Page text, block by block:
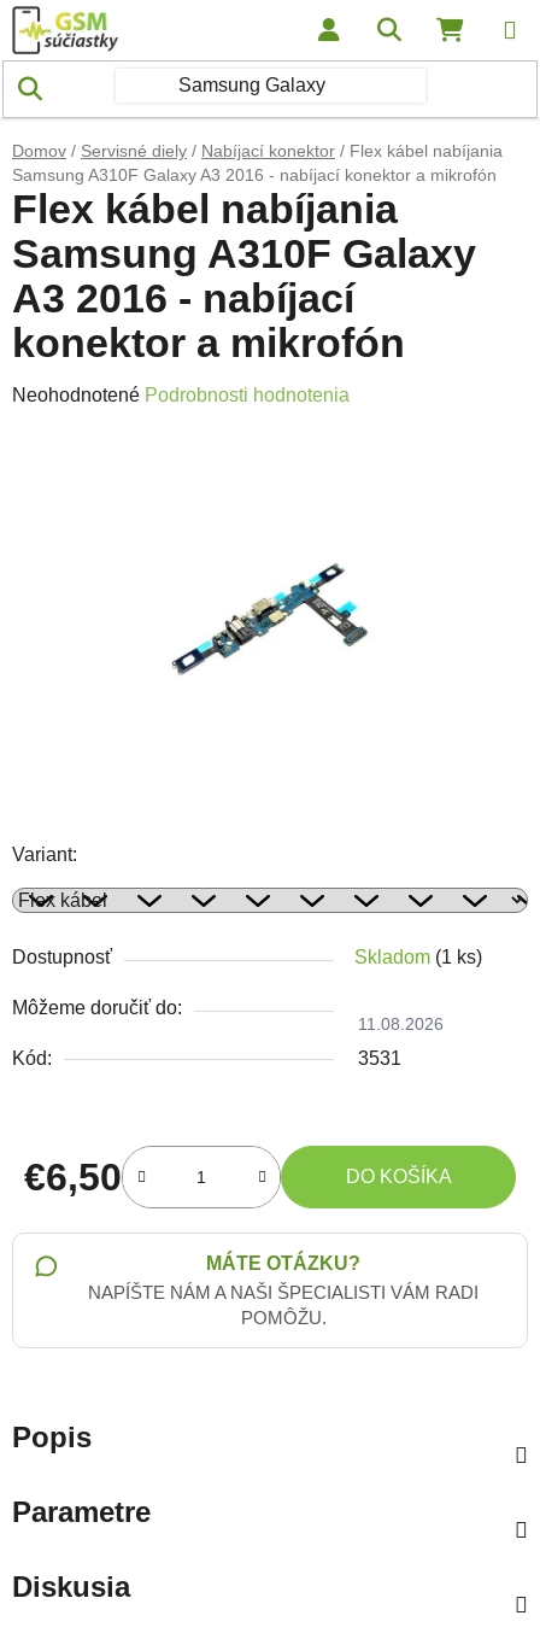
Prejsť na obsah Hľadať
Domov / Servisné diely / Nabíjací konektor / Flex kábel nabíjania
Samsung A310F Galaxy A3 2016 - nabíjací konektor a mikrofón
Variant:
Dostupnosť Skladom (1 ks)
Môžeme doručiť do:
11.08.2026
Kód: 3531
€6,50
Jednotková cena:
DO KOŠÍKA
MÁTE OTÁZKU?
NAPÍŠTE NÁM A NAŠI ŠPECIALISTI VÁM RADI
POMÔŽU.
Flex kábel nabíjania
Samsung A310F Galaxy
A3 2016 - nabíjací
konektor a mikrofón
Priemerné hodnotenie produktu je 0,0 z 5 hviezdičiek.
Neohodnotené Podrobnosti hodnotenia
Popis
Parametre
Diskusia